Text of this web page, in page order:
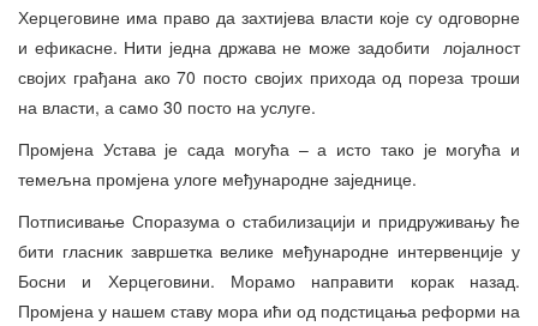
Херцеговине има право да захтијева власти које су одговорне
и ефикасне. Нити једна држава не може задобити лојалност
својих грађана ако 70 посто својих прихода од пореза троши
на власти, а само 30 посто на услуге.
Промјена Устава је сада могућа – а исто тако је могућа и
темељна промјена улоге међународне заједнице.
Потписивање Споразума о стабилизацији и придруживању ће
бити гласник завршетка велике међународне интервенције у
Босни и Херцеговини. Морамо направити корак назад.
Промјена у нашем ставу мора ићи од подстицања реформи на